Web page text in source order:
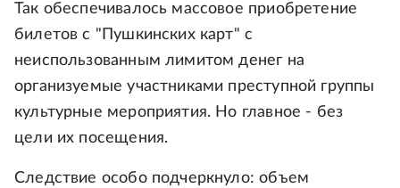
Так обеспечивалось массовое приобретение
билетов с "Пушкинских карт" с
неиспользованным лимитом денег на
организуемые участниками преступной группы
культурные мероприятия. Но главное - без
цели их посещения.
Следствие особо подчеркнуло: объем